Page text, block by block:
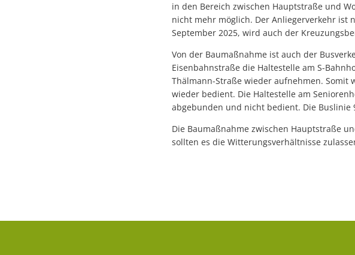
in den Bereich zwischen Hauptstraße und
nicht mehr möglich. Der Anliegerverkehr ist
September 2025, wird auch der
Von der Baumaßnahme ist auch der
Eisenbahnstraße die Haltestelle am S-
Thälmann-Straße wieder aufnehmen. Somit
wieder bedient. Die Haltestelle am
abgebunden und nicht bedient. Die Buslinie
Die Baumaßnahme zwischen Hauptstraße
sollten es die Witterungsverhältnisse